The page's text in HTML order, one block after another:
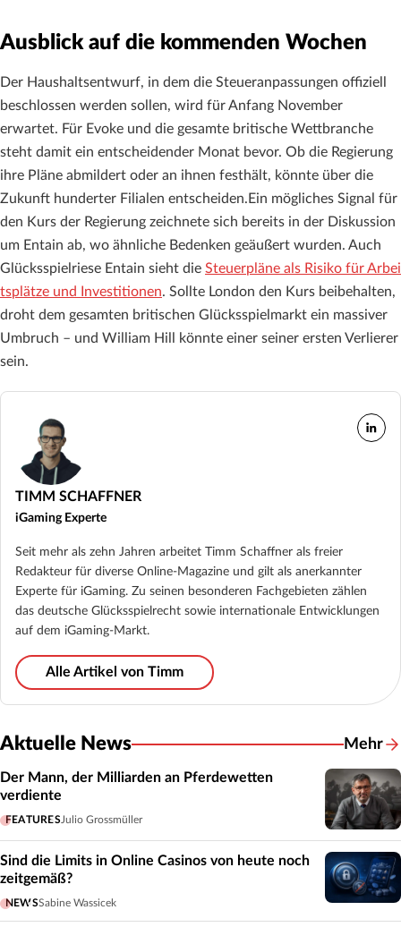
Ausblick auf die kommenden Wochen
Der Haushaltsentwurf, in dem die Steueranpassungen offiziell
beschlossen werden sollen, wird für Anfang November
erwartet. Für Evoke und die gesamte britische Wettbranche
steht damit ein entscheidender Monat bevor. Ob die Regierung
ihre Pläne abmildert oder an ihnen festhält, könnte über die
Zukunft hunderter Filialen entscheiden.Ein mögliches Signal für
den Kurs der Regierung zeichnete sich bereits in der Diskussion
um Entain ab, wo ähnliche Bedenken geäußert wurden. Auch
Glücksspielriese Entain sieht die Steuerpläne als Risiko für Arbei
tsplätze und Investitionen. Sollte London den Kurs beibehalten,
droht dem gesamten britischen Glücksspielmarkt ein massiver
Umbruch – und William Hill könnte einer seiner ersten Verlierer
sein.
TIMM SCHAFFNER
iGaming Experte
Seit mehr als zehn Jahren arbeitet Timm Schaffner als freier
Redakteur für diverse Online-Magazine und gilt als anerkannter
Experte für iGaming. Zu seinen besonderen Fachgebieten zählen
das deutsche Glücksspielrecht sowie internationale Entwicklungen
auf dem iGaming-Markt.
Alle Artikel von Timm
Aktuelle News Mehr
Der Mann, der Milliarden an Pferdewetten
verdiente
FEATURES Julio Grossmüller
Sind die Limits in Online Casinos von heute noch
zeitgemäß?
NEWSSabine Wassicek